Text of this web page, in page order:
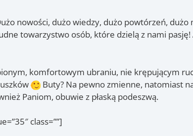
nowości, dużo wiedzy, dużo powtórzeń, dużo
towarzystwo osób, które dzielą z nami pasję!
komfortowym ubraniu, nie krępującym
Buty? Na pewno zmienne, natomiast
Paniom, obuwie z płaską podeszwą.
class=””]